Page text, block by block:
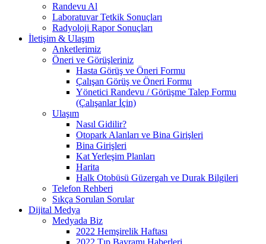
Randevu Al
Laboratuvar Tetkik Sonuçları
Radyoloji Rapor Sonuçları
İletişim & Ulaşım
Anketlerimiz
Öneri ve Görüşleriniz
Hasta Görüş ve Öneri Formu
Çalışan Görüş ve Öneri Formu
Yönetici Randevu / Görüşme Talep Formu
(Çalışanlar İçin)
Ulaşım
Nasıl Gidilir?
Otopark Alanları ve Bina Girişleri
Bina Girişleri
Kat Yerleşim Planları
Harita
Halk Otobüsü Güzergah ve Durak Bilgileri
Telefon Rehberi
Sıkça Sorulan Sorular
Dijital Medya
Medyada Biz
2022 Hemşirelik Haftası
2022 Tıp Bayramı Haberleri